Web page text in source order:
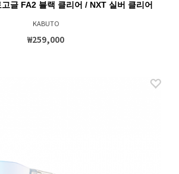
글 FA2 블랙 클리어 / NXT 실버 클리어
KABUTO
₩259,000